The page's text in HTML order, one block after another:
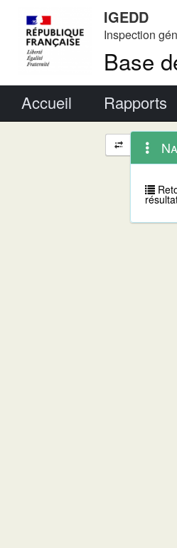
IGEDD
Inspection
Base
Accueil Rapports
et
outils
annexes